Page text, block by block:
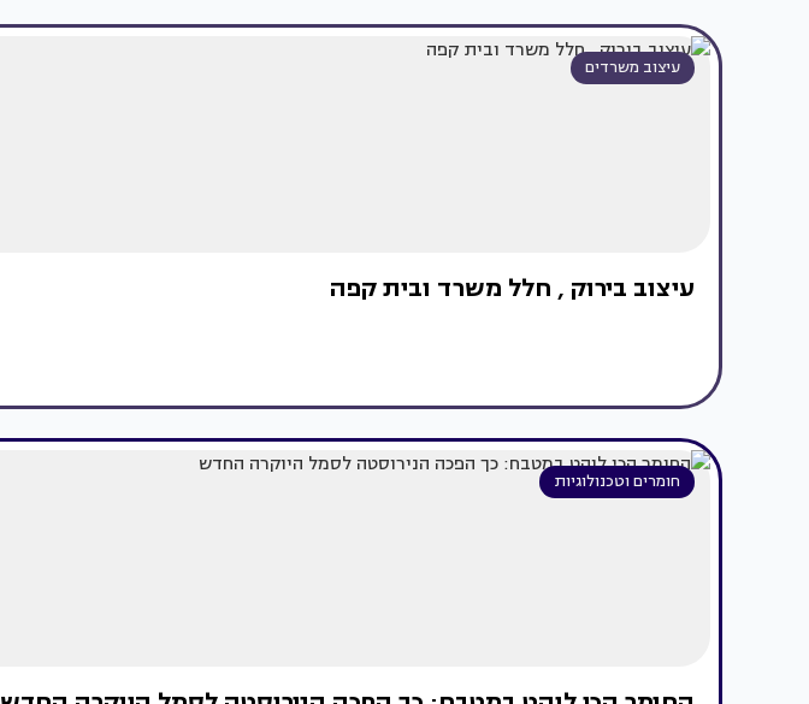
עיצוב משרדים
עיצוב בירוק , חלל משרד ובית קפה
חומרים וטכנולוגיות